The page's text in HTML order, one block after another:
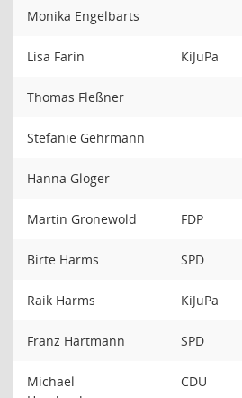
Monika Engelbarts
Lisa Farin KiJuPa
Thomas Fleßner
Stefanie Gehrmann
Hanna Gloger
Martin Gronewold FDP
Birte Harms SPD
Raik Harms KiJuPa
Franz Hartmann SPD
Michael
CDU